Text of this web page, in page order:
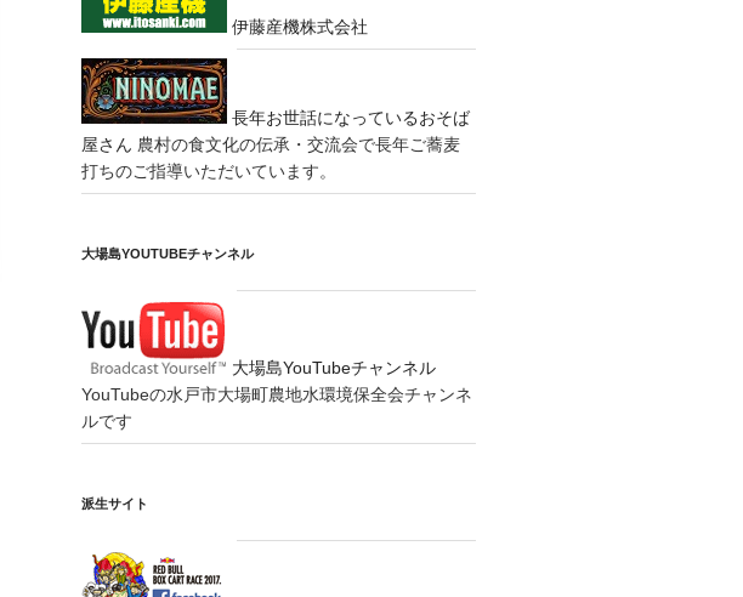
伊藤産機株式会社
長年お世話になっているおそば
屋さん 農村の食文化の伝承・交流会で長年ご蕎麦
打ちのご指導いただいています。
大場島YOUTUBEチャンネル
大場島YouTubeチャンネル
YouTubeの水戸市大場町農地水環境保全会チャンネ
ルです
派生サイト